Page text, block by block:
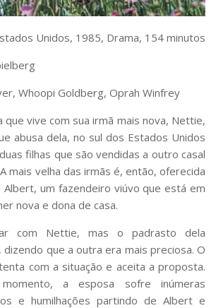
Unidos, 1985, Drama, 154 minutos
Whoopi Goldberg, Oprah Winfrey
que vive com sua irmã mais nova, Nettie,
abusa dela, no sul dos Estados Unidos
filhas que são vendidas a outro casal
mais velha das irmãs é, então, oferecida
Albert, um fazendeiro viúvo que está em
nova e dona de casa.
com Nettie, mas o padrasto dela
dizendo que a outra era mais preciosa. O
com a situação e aceita a proposta.
a esposa sofre inúmeras
e humilhações partindo de Albert e